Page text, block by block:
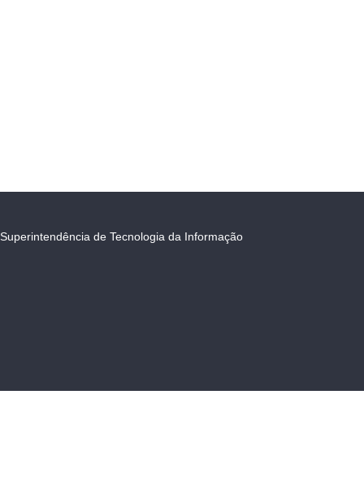
Superintendência de Tecnologia da Informação